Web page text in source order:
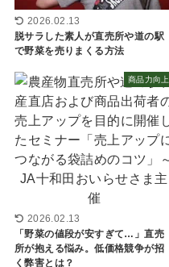
2026.02.13
脱サラした素人が直売所や道の駅
で野菜を売りまくる方法
商品力向上
2026.02.13
「野菜の値段が安すぎて…」直売
所が抱える悩み。低価格競争が招
く弊害とは？